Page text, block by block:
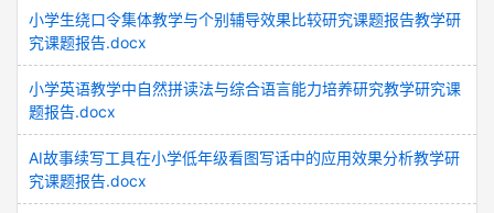
小学生绕口令集体教学与个别辅导效果比较研究课题报告教学研
究课题报告.docx
小学英语教学中自然拼读法与综合语言能力培养研究教学研究课
题报告.docx
AI故事续写工具在小学低年级看图写话中的应用效果分析教学研
究课题报告.docx